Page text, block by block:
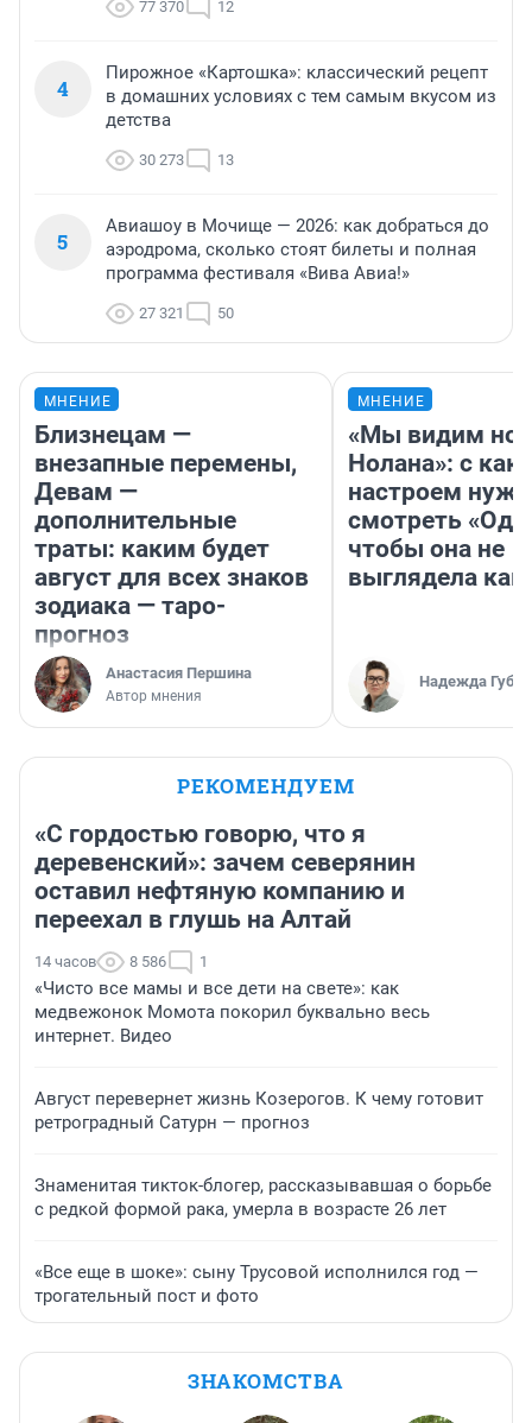
77 370 12
4
Пирожное «Картошка»: классический рецепт
в домашних условиях с тем самым вкусом из
детства
30 273 13
5
Авиашоу в Мочище — 2026: как добраться до
аэродрома, сколько стоят билеты и полная
программа фестиваля «Вива Авиа!»
27 321 50
МНЕНИЕ
Близнецам —
внезапные перемены,
Девам —
дополнительные
траты: каким будет
август для всех знаков
зодиака — таро-
прогноз
Анастасия Першина
Автор мнения
МНЕНИЕ
«Мы видим
Нолана»: с
настроем
смотреть
чтобы она не
выглядела как
Надежда
РЕКОМЕНДУЕМ
«С гордостью говорю, что я
деревенский»: зачем северянин
оставил нефтяную компанию и
переехал в глушь на Алтай
14 часов 8 586 1
«Чисто все мамы и все дети на свете»: как
медвежонок Момота покорил буквально весь
интернет. Видео
Август перевернет жизнь Козерогов. К чему готовит
ретроградный Сатурн — прогноз
Знаменитая тикток-блогер, рассказывавшая о борьбе
с редкой формой рака, умерла в возрасте 26 лет
«Все еще в шоке»: сыну Трусовой исполнился год —
трогательный пост и фото
ЗНАКОМСТВА